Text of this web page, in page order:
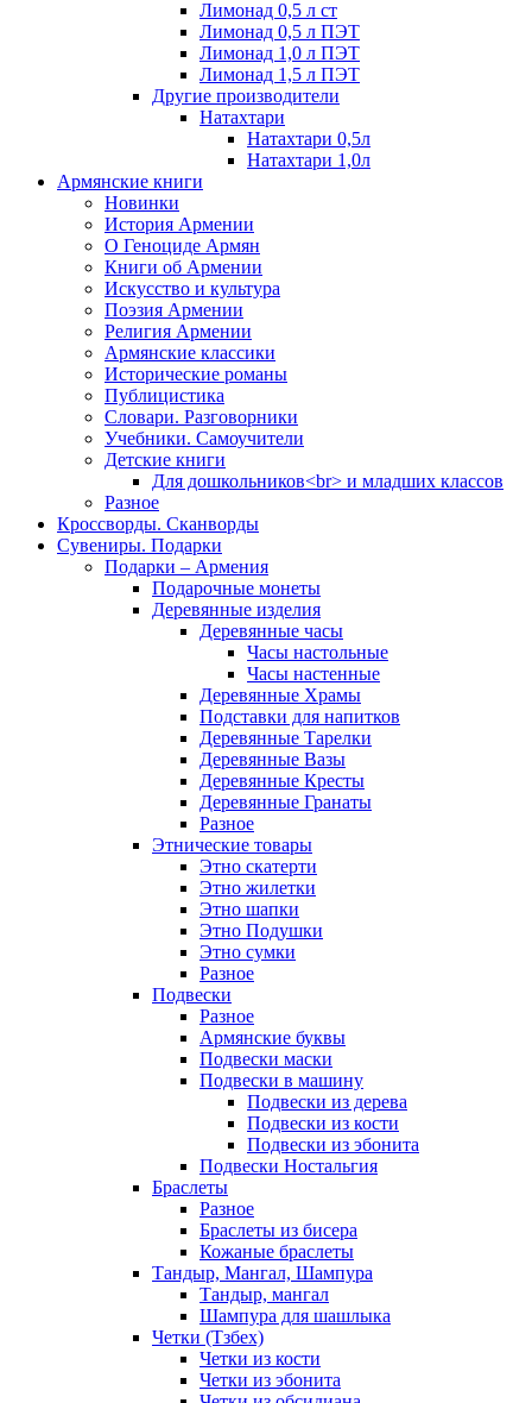
Лимонад 0,5 л ст
Лимонад 0,5 л ПЭТ
Лимонад 1,0 л ПЭТ
Лимонад 1,5 л ПЭТ
Другие производители
Натахтари
Натахтари 0,5л
Натахтари 1,0л
Армянские книги
Новинки
История Армении
О Геноциде Армян
Книги об Армении
Иcкусство и культура
Поэзия Армении
Религия Армении
Армянские классики
Исторические романы
Публицистика
Словари. Разговорники
Учебники. Самоучители
Детские книги
Для дошкольников<br> и младших классов
Разное
Кроссворды. Сканворды
Сувениры. Подарки
Подарки – Армения
Подарочные монеты
Деревянные изделия
Деревянные часы
Часы настольные
Часы настенные
Деревянные Храмы
Подставки для напитков
Деревянные Тарелки
Деревянные Вазы
Деревянные Кресты
Деревянные Гранаты
Разное
Этнические товары
Этно скатерти
Этно жилетки
Этно шапки
Этно Подушки
Этно сумки
Разное
Подвески
Разное
Армянские буквы
Подвески маски
Подвески в машину
Подвески из дерева
Подвески из кости
Подвески из эбонита
Подвески Ностальгия
Браслеты
Разное
Браслеты из бисера
Кожаные браслеты
Тандыр, Мангал, Шампура
Тандыр, мангал
Шампура для шашлыка
Четки (Тзбех)
Четки из кости
Четки из эбонита